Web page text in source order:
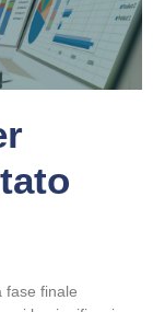
fase finale